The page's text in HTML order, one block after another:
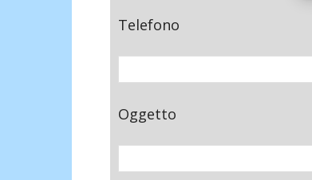
Telefono
Oggetto